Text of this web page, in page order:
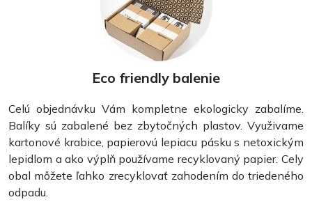
Eco friendly balenie
Celú objednávku Vám kompletne ekologicky zabalíme.
Balíky sú zabalené bez zbytočných plastov. Využivame
kartonové krabice, papierovú lepiacu pásku s netoxickým
lepidlom a ako výplň používame recyklovaný papier. Cely
obal môžete ľahko zrecyklovať zahodením do triedeného
odpadu.